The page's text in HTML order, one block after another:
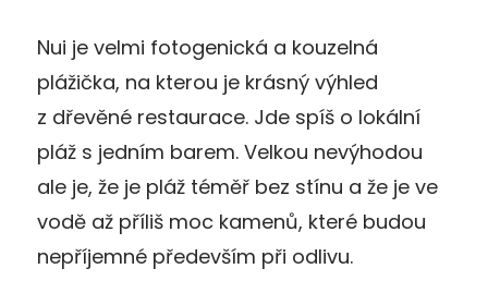
Nui je velmi fotogenická a kouzelná
plážička, na kterou je krásný výhled
z dřevěné restaurace. Jde spíš o lokální
pláž s jedním barem. Velkou nevýhodou
ale je, že je pláž téměř bez stínu a že je ve
vodě až příliš moc kamenů, které budou
nepříjemné především při odlivu.